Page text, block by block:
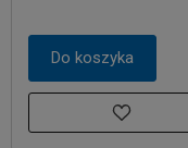
Do koszyka